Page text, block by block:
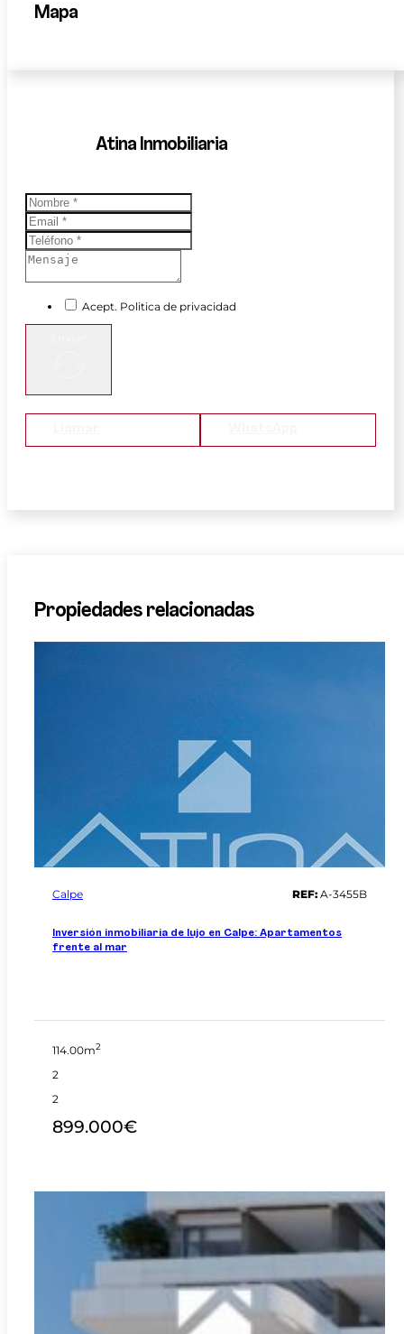
Mapa
Atina Inmobiliaria
Acept. Politica de privacidad
Propiedades relacionadas
Calpe REF:A-3455B
Inversión inmobiliaria de lujo en Calpe: Apartamentos
frente al mar
114.00m2
2
2
899.000€